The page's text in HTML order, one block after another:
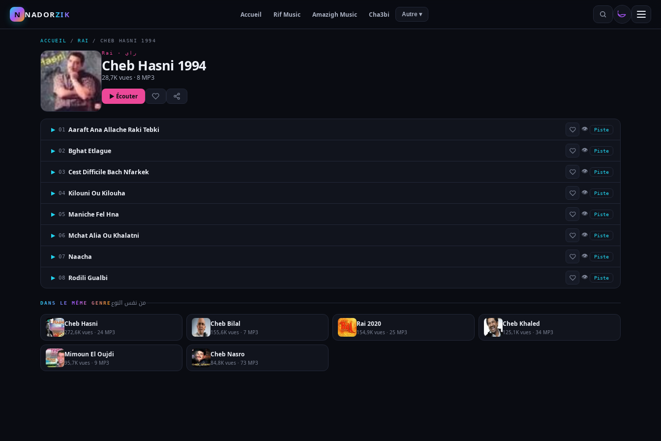
N NADORZIK Accueil Rif Music Amazigh Music Cha3bi Autre ▾
ACCUEIL /RAI / CHEB HASNI 1994
Rai · راي
Cheb Hasni 1994
28,7K vues · 8 MP3
▶ Écouter
▶ 01 Aaraft Ana Allache Raki Tebki 👁 Piste
▶ 02 Bghat Etlague 👁 Piste
▶ 03 Cest Difficile Bach Nfarkek 👁 Piste
▶ 04 Kilouni Ou Kilouha 👁 Piste
▶ 05 Maniche Fel Hna 👁 Piste
▶ 06 Mchat Alia Ou Khalatni 👁 Piste
▶ 07 Naacha 👁 Piste
▶ 08 Rodili Gualbi 👁 Piste
DANS LE MÊME GENRE من نفس النوع
Cheb Hasni
272,6K vues · 24 MP3
Cheb Bilal
155,6K vues · 7 MP3
Rai 2020
154,9K vues · 25 MP3
Cheb Khaled
125,1K vues · 34 MP3
Mimoun El Oujdi
95,7K vues · 9 MP3
Cheb Nasro
84,8K vues · 73 MP3